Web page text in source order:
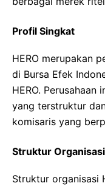
Profil Singkat
HERO merupakan
di Bursa Efek
HERO.
yang terstruktur
komisaris yang
Struktur
Struktur organisasi